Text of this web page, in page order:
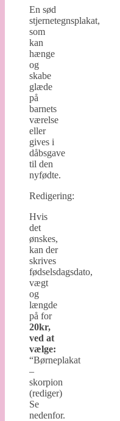
En sød
stjernetegnsplakat,
som
kan
hænge
og
skabe
glæde
på
barnets
værelse
eller
gives i
dåbsgave
til den
nyfødte.
Redigering:
Hvis
det
ønskes,
kan der
skrives
fødselsdagsdato,
vægt
og
længde
på for
20kr,
ved at
vælge:
“Børneplakat
–
skorpion
(rediger)
Se
nedenfor.